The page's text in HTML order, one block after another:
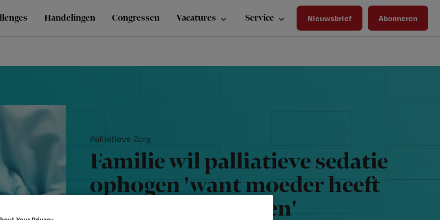
Inloggen
wij
Handelingen Congressen Vacatures Service Nieuwsbrief Abonneren
Palliatieve Zorg
Familie wil palliatieve sedatie
ophogen 'want moeder heeft
lang genoeg geleden'